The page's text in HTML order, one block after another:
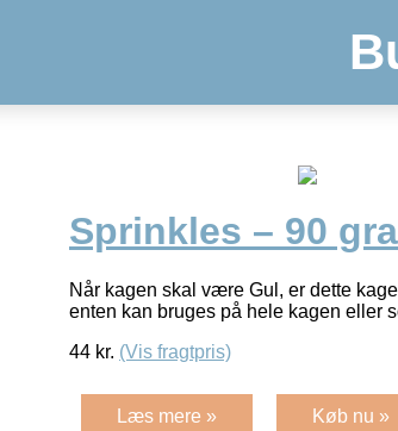
Sprinkles – 90
Når kagen skal være Gul, er dette
enten kan bruges på hele kagen eller
44 kr. (Vis fragtpris)
Læs mere » Køb nu »